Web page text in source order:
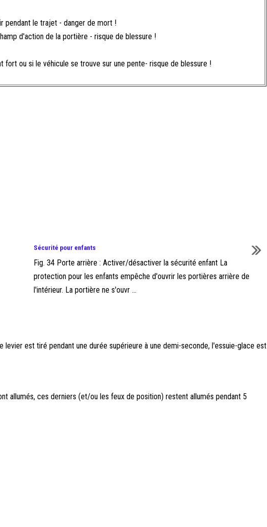
pendant le trajet - danger de mort !
d'action de la portière - risque de blessure !
ou si le véhicule se trouve sur une pente- risque de blessure !
Sécurité pour enfants
Fig. 34 Porte arrière : Activer/désactiver la sécurité enfant La
protection pour les enfants empêche d'ouvrir les portières arrière de
l'intérieur. La portière ne s'ouvr ...
est tiré pendant une durée supérieure à une demi-seconde, l'essuie-glace est
allumés, ces derniers (et/ou les feux de position) restent allumés pendant 5